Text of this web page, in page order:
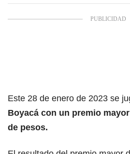
Este 28 de enero de 2023 se
Boyacá con un premio
de pesos.